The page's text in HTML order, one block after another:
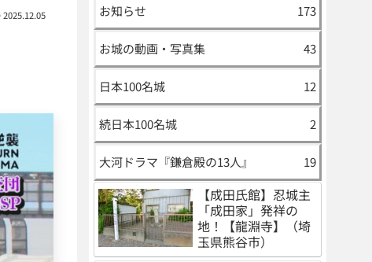
2025.12.05 お知らせ 173
お城の動画・写真集 43
日本100名城 12
続日本100名城 2
大河ドラマ『鎌倉殿の13人』 19
【成田氏館】忍城主
「成田家」発祥の
地！【龍淵寺】（埼
玉県熊谷市）